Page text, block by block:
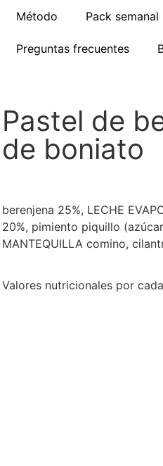
Método Pack semanal
Preguntas frecuentes
Pastel de
de boniato
berenjena 25%, LECHE
20%, pimiento piquillo
MANTEQUILLA comino,
Valores nutricionales por